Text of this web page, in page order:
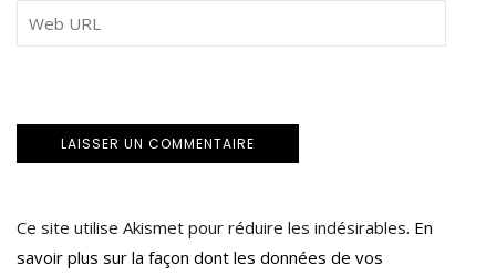
Ce site utilise Akismet pour réduire les indésirables. En
savoir plus sur la façon dont les données de vos